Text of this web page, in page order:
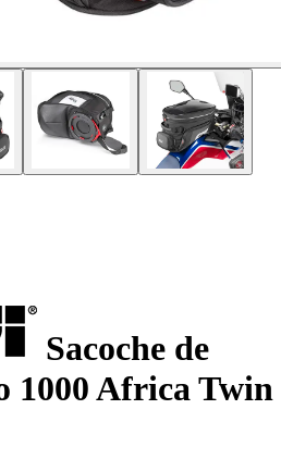
Sacoche de
1000 Africa Twin